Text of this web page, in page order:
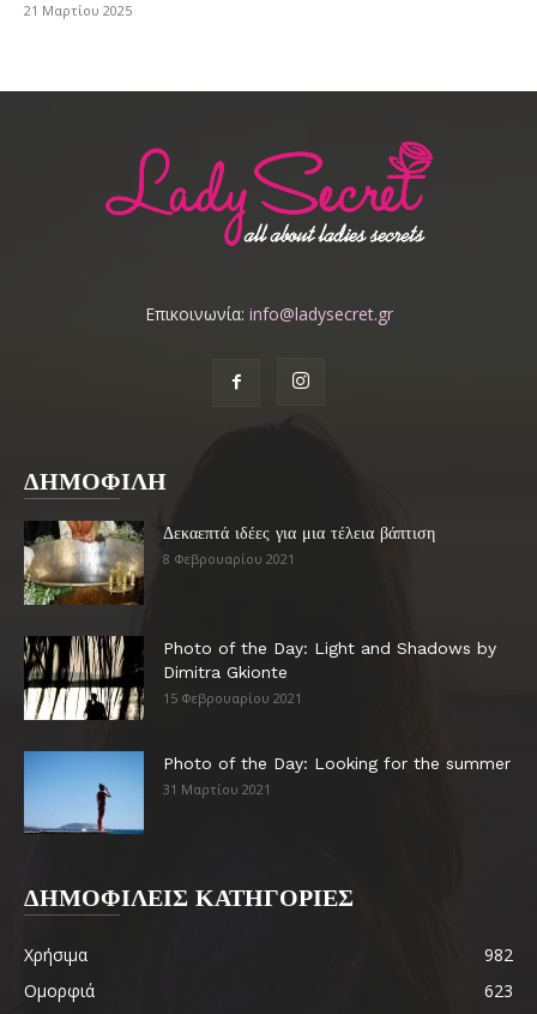
21 Μαρτίου 2025
Επικοινωνία: info@ladysecret.gr
ΔΗΜΟΦΙΛΗ
Δεκαεπτά ιδέες για μια τέλεια βάπτιση
8 Φεβρουαρίου 2021
Photo of the Day: Light and Shadows by
Dimitra Gkionte
15 Φεβρουαρίου 2021
Photo of the Day: Looking for the summer
31 Μαρτίου 2021
ΔΗΜΟΦΙΛΕΙΣ ΚΑΤΗΓΟΡΙΕΣ
Χρήσιμα
982
Ομορφιά
623